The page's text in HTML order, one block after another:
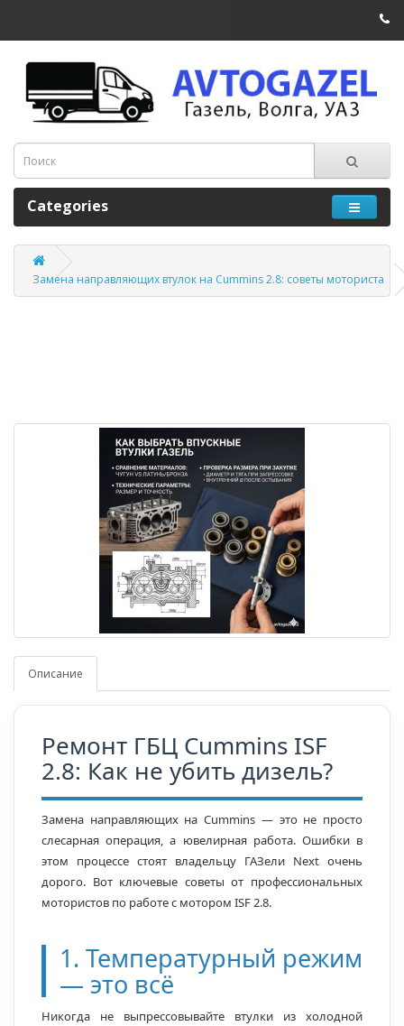
Categories
Замена направляющих втулок на Cummins 2.8: советы моториста
Описание
Ремонт ГБЦ Cummins ISF
2.8: Как не убить дизель?
Замена направляющих на Cummins — это не просто
слесарная операция, а ювелирная работа. Ошибки в
этом процессе стоят владельцу ГАЗели Next очень
дорого. Вот ключевые советы от профессиональных
мотористов по работе с мотором ISF 2.8.
1. Температурный режим
— это всё
Никогда не выпрессовывайте втулки из холодной